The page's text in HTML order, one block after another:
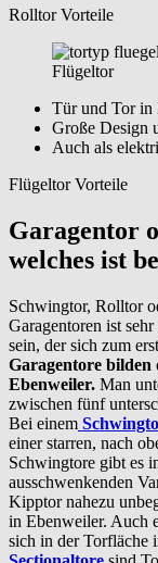
Rolltor Vorteile
Flügeltor
Tür und Tor in
Große Design
Auch als
Flügeltor Vorteile
Garagentor
welches ist
Schwingtor, Rolltor
Garagentoren ist
sein, der sich zum
Garagentore bilden
Ebenweiler. Man
zwischen fünf
Bei einem
einer starren, nach
Schwingtore gibt es
ausschwenkenden
Kipptor nahezu
in Ebenweiler. Auch
sich in der Torfläche